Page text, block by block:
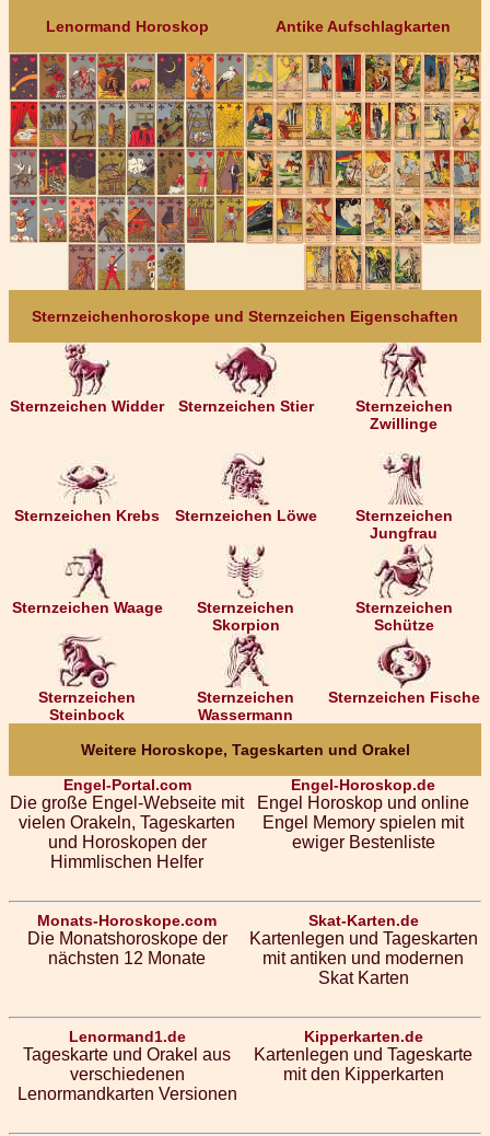
Lenormand Horoskop Antike Aufschlagkarten
Sternzeichenhoroskope und Sternzeichen Eigenschaften
Sternzeichen Widder Sternzeichen Stier
Sternzeichen
Zwillinge
Sternzeichen Krebs Sternzeichen Löwe
Sternzeichen
Jungfrau
Sternzeichen Waage
Sternzeichen
Skorpion
Sternzeichen
Schütze
Sternzeichen
Steinbock
Sternzeichen
Wassermann
Sternzeichen Fische
Weitere Horoskope, Tageskarten und Orakel
Engel-Portal.com
Die große Engel-Webseite mit
vielen Orakeln, Tageskarten
und Horoskopen der
Himmlischen Helfer
Engel-Horoskop.de
Engel Horoskop und online
Engel Memory spielen mit
ewiger Bestenliste
Monats-Horoskope.com
Die Monatshoroskope der
nächsten 12 Monate
Skat-Karten.de
Kartenlegen und Tageskarten
mit antiken und modernen
Skat Karten
Lenormand1.de
Tageskarte und Orakel aus
verschiedenen
Lenormandkarten Versionen
Kipperkarten.de
Kartenlegen und Tageskarte
mit den Kipperkarten